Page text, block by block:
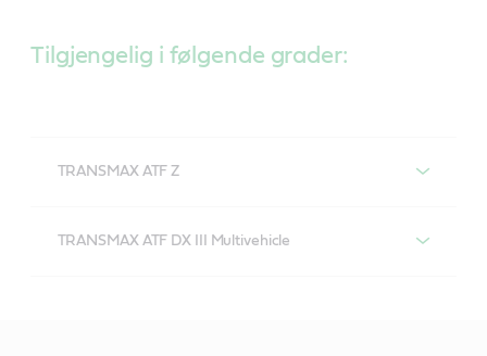
Tilgjengelig i følgende grader:
TRANSMAX ATF Z
TRANSMAX ATF DX III Multivehicle